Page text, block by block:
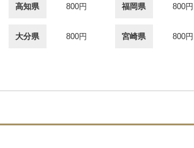
高知県 800円 福岡県 800円
大分県 800円 宮崎県 800円